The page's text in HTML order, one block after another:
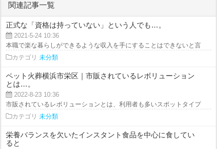
関連記事一覧
正式な「資格は持っていない」という人でも…。
2021-5-24 10:36
本職で楽な暮らしができるような収入を手にすることはできないと言われ
カテゴリ 未分類
ペット火葬横浜市栄区｜市販されているレボリューション
とは…。
2022-8-23 10:36
市販されているレボリューションとは、利用者も多いスポットタイプのフ
カテゴリ 未分類
栄養バランスを欠いたインスタント食品を中心に食してい
ると